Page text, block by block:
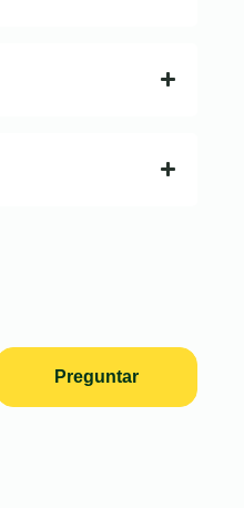
Preguntar